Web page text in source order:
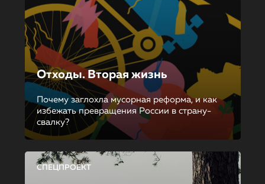
Отходы. Вторая жизнь
Почему заглохла мусорная реформа, и как
избежать превращения России в страну-
свалку?
СПЕЦПРОЕКТ